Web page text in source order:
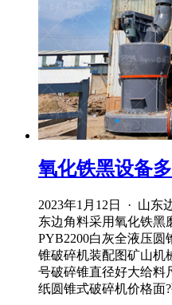
氧化铁黑设备
2023年1月12日 · 山东
东边角料采用氧化铁黑
PYB2200白灰全液压圆
锥破碎机装配图矿山机
号破碎锥直径好大给料
纸圆锥式破碎机价格面